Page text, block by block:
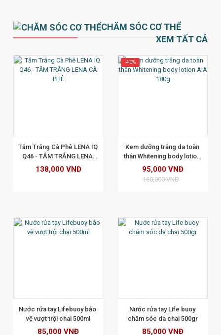
CHĂM SÓC CƠ THỂ
XEM TẤT CẢ
Tắm Trắng Cà Phê LENA IQ
Q46 - TẮM TRẮNG LENA
CÀ PHÊ
138,000 VNĐ
-40%
Kem dưỡng trắng da toàn
thân Whitening body lotion
AIA 180g
95,000 VNĐ
160,000 VNĐ
Nước rửa tay Lifebuoy bảo
vệ vượt trội chai 500ml
85,000 VNĐ
Nước rửa tay Life buoy
chăm sóc da chai 500gr
85,000 VNĐ